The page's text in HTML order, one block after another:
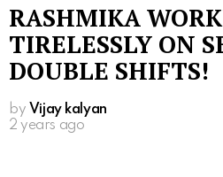
RASHMIKA
TIRELESSLY ON
DOUBLE SHIFTS!
by Vijay kalyan
2 years ago